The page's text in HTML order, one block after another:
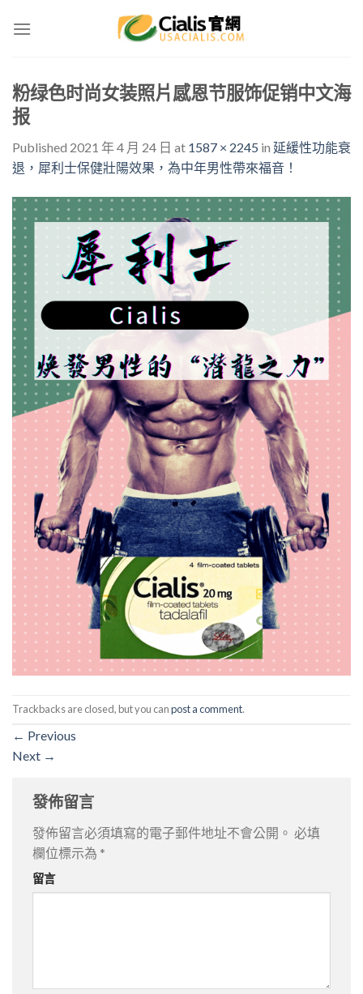
粉绿色时尚女装照片感恩节服饰促销中文海
报
Published 2021 年 4 月 24 日 at 1587 × 2245 in 延緩性功能衰
退，犀利士保健壯陽效果，為中年男性帶來福音！
Trackbacks are closed, but you canpost a comment.
← Previous
Next →
發佈留言
發佈留言必須填寫的電子郵件地址不會公開。 必填
欄位標示為 *
留言